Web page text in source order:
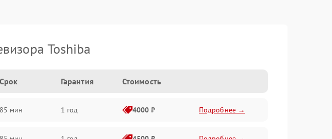
Toshiba
Срок Гарантия Стоимость
85 мин 1 год 4000 ₽ Подробнее →